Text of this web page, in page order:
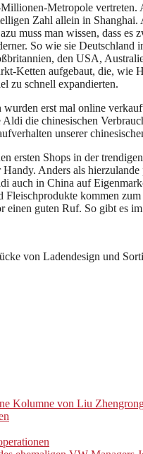
Metropole
Zahl allein in
muss man wissen, dass
So wie sie
den USA,
Ketten aufgebaut, die,
zu schnell expandierten.
erst mal online
die chinesischen
unserer
ersten Shops in der
Anders als
auch in China auf
kommen
guten Ruf. So gibt es
von Ladendesign und
Kolumne von Liu